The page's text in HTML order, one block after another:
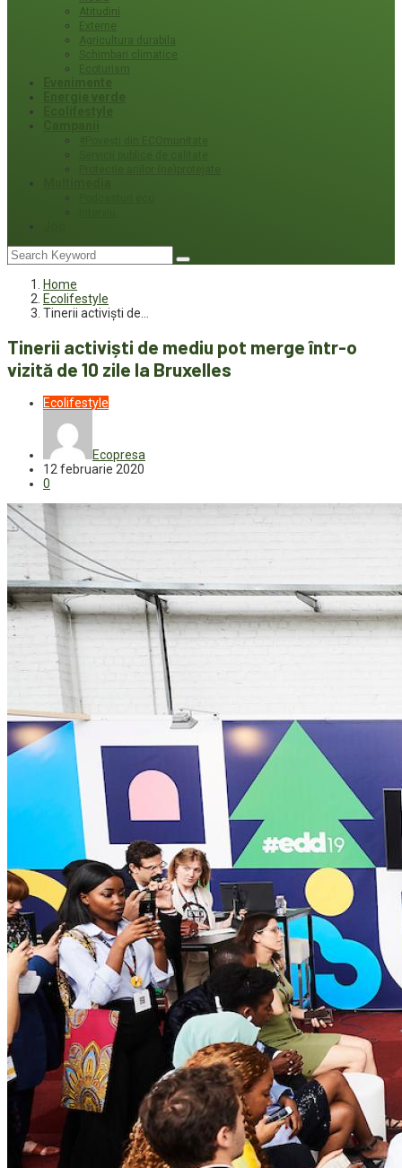
Atitudini
Externe
Agricultura durabila
Schimbari climatice
Ecoturism
Home
Ecolifestyle
Tinerii activiști de…
Tinerii activiști de mediu pot merge într-o
vizită de 10 zile la Bruxelles
Ecolifestyle
Ecopresa
12 februarie 2020
0